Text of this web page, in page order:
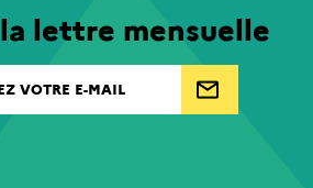
lettre mensuelle